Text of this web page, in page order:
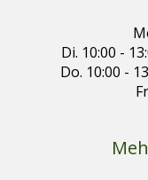
Di. 10:00 -
Do. 10:00 -